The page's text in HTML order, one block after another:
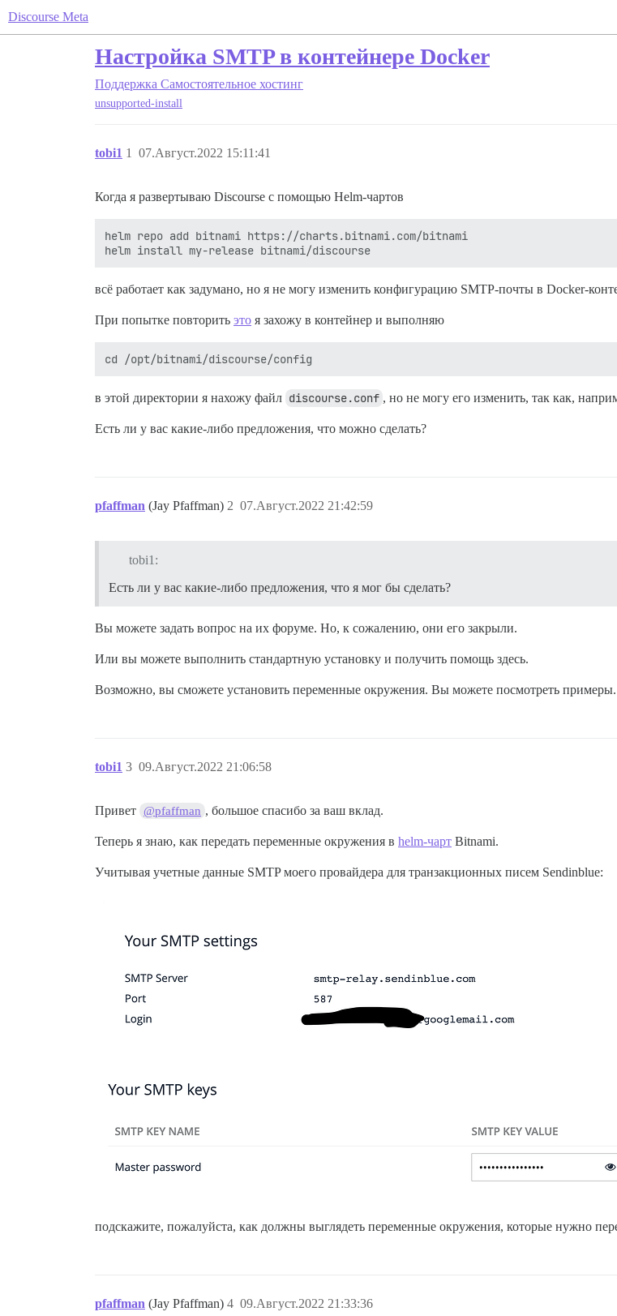
Discourse Meta
Настройка SMTP в контейнере Docker
Поддержка Самостоятельное хостинг
unsupported-install
tobi1 07.Август.2022 15:11:41
1
Когда я развертываю Discourse с помощью Helm-чартов
helm repo add bitnami https://charts.bitnami.com/bitnami
всё работает как задумано, но я не могу изменить конфигурацию SMTP-почты в Docker-
При попытке повторить это я захожу в контейнер и выполняю
в этой директории я нахожу файл discourse.conf , но не могу его изменить, так как,
Есть ли у вас какие-либо предложения, что можно сделать?
pfaffman (Jay Pfaffman) 07.Август.2022 21:42:59
2
tobi1:
Есть ли у вас какие-либо предложения, что я мог бы сделать?
Вы можете задать вопрос на их форуме. Но, к сожалению, они его закрыли.
Или вы можете выполнить стандартную установку и получить помощь здесь.
Возможно, вы сможете установить переменные окружения. Вы можете посмотреть примеры.
tobi1 09.Август.2022 21:06:58
3
Привет @pfaffman , большое спасибо за ваш вклад.
Теперь я знаю, как передать переменные окружения в helm-чарт Bitnami.
Учитывая учетные данные SMTP моего провайдера для транзакционных писем Sendinblue:
подскажите, пожалуйста, как должны выглядеть переменные окружения, которые нужно
pfaffman (Jay Pfaffman) 09.Август.2022 21:33:36
4